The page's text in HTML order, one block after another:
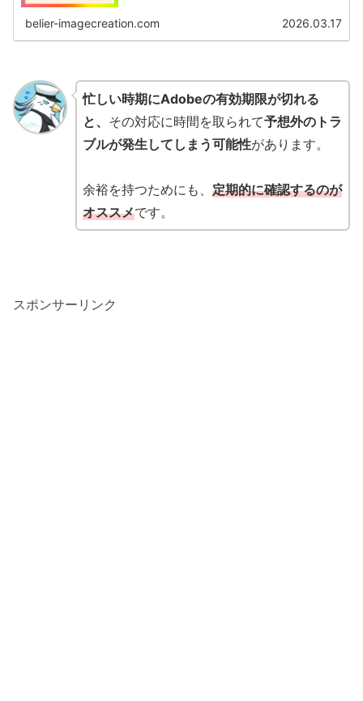
belier-imagecreation.com 2026.03.17
忙しい時期にAdobeの有効期限が切れる
と、 その対応に時間を取られて予想外のトラ
ブルが発生してしまう可能性があります。
余裕を持つためにも、 定期的に確認するのが
オススメです。
スポンサーリンク